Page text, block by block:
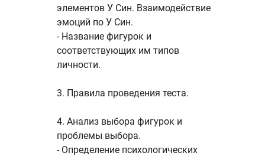
элементов У Син. Взаимодействие
эмоций по У Син.
- Название фигурок и
соответствующих им типов
личности.
3. Правила проведения теста.
4. Анализ выбора фигурок и
проблемы выбора.
- Определение психологических